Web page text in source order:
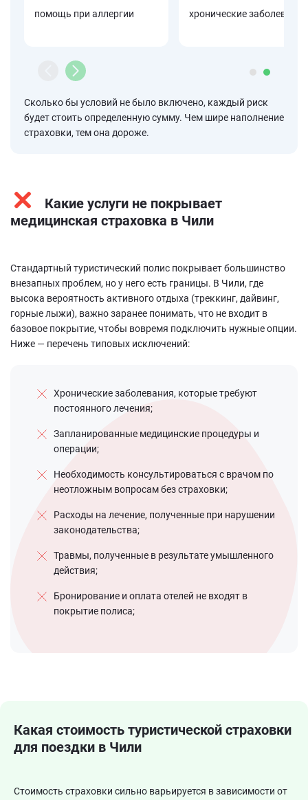
помощь при аллергии хронические заболевания
Сколько бы условий не было включено, каждый риск
будет стоить определенную сумму. Чем шире наполнение
страховки, тем она дороже.
Какие услуги не покрывает
медицинская страховка в Чили
Стандартный туристический полис покрывает большинство
внезапных проблем, но у него есть границы. В Чили, где
высока вероятность активного отдыха (треккинг, дайвинг,
горные лыжи), важно заранее понимать, что не входит в
базовое покрытие, чтобы вовремя подключить нужные опции.
Ниже — перечень типовых исключений:
Хронические заболевания, которые требуют
постоянного лечения;
Запланированные медицинские процедуры и
операции;
Необходимость консультироваться с врачом по
неотложным вопросам без страховки;
Расходы на лечение, полученные при нарушении
законодательства;
Травмы, полученные в результате умышленного
действия;
Бронирование и оплата отелей не входят в
покрытие полиса;
Какая стоимость туристической страховки
для поездки в Чили
Стоимость страховки сильно варьируется в зависимости от